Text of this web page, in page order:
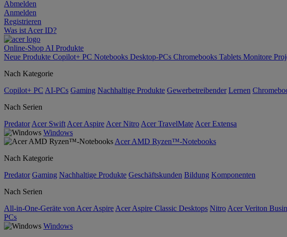
Abmelden
Anmelden
Registrieren
Was ist Acer ID?
Online-Shop AI Produkte
Neue Produkte Copilot+ PC Notebooks Desktop-PCs Chromebooks Tablets Monitore
Nach Kategorie
Copilot+ PC AI-PCs Gaming Nachhaltige Produkte Gewerbetreibender Lernen
Nach Serien
Predator Acer Swift Acer Aspire Acer Nitro Acer TravelMate Acer Extensa
Windows
Acer AMD Ryzen™-Notebooks
Nach Kategorie
Predator Gaming Nachhaltige Produkte Geschäftskunden Bildung Komponenten
Nach Serien
All-in-One-Geräte von Acer Aspire Acer Aspire Classic Desktops Nitro Acer Veriton
PCs
Windows